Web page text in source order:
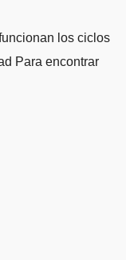
los ciclos
Para encontrar